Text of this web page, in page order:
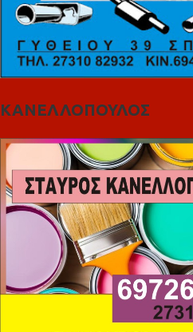
ΚΑΝΕΛΛΟΠΟΥΛΟΣ